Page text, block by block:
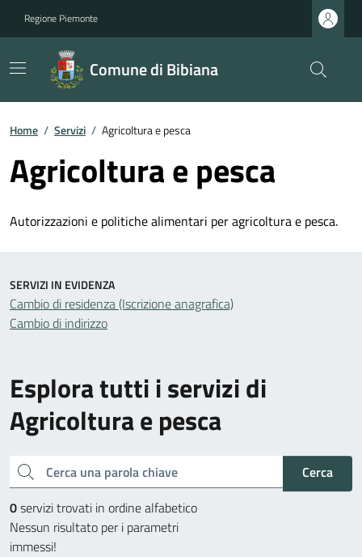
Regione Piemonte
Comune di Bibiana
Home / Servizi / Agricoltura e pesca
Agricoltura e pesca
Autorizzazioni e politiche alimentari per agricoltura e pesca.
Esplora tutti i servizi di
Agricoltura e pesca
Cerca una parola chiave
Cerca
0servizi trovati in ordine alfabetico
Nessun risultato per i parametri
immessi!
SERVIZI IN EVIDENZA
Cambio di residenza (Iscrizione anagrafica)
Cambio di indirizzo